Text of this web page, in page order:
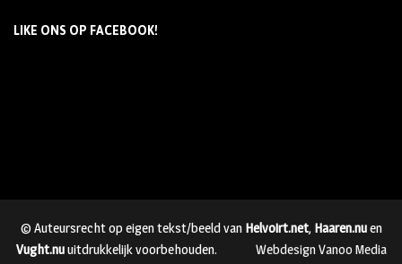
LIKE ONS OP FACEBOOK!
© Auteursrecht op eigen tekst/beeld van Helvoirt.net, Haaren.nuen
Vught.nuuitdrukkelijk voorbehouden.
Webdesign Vanoo Media